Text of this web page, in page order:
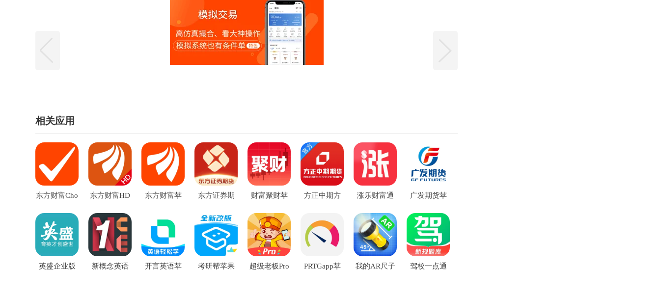
相关应用
东方财富Cho
版
东方财富HD
东方财富苹
东方证券期
费
财富聚财苹
方正中期方
涨乐财富通
广发期货苹
英盛企业版
新概念英语
开言英语苹
考研帮苹果
超级老板Pro
PRTGapp苹
我的AR尺子
驾校一点通